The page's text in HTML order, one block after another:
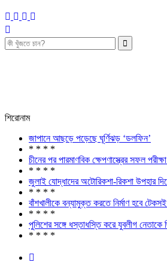
শিরোনাম
জাপানে আছড়ে পড়েছে ঘূর্ণিঝড় ‘ডলফিন’
* * * *
চীনের পর পারমাণবিক ক্ষেপণাস্ত্রের সফল
* * * *
জুলাই যোদ্ধাদের অটোরিকশা-রিকশা উপহার
* * * *
বাঁশখালীকে বন্যামুক্ত করতে নির্মাণ হবে টেকসই
* * * *
পুলিশের সঙ্গে ধস্তাধস্তি করে যুবলীগ নেতাকে
* * * *